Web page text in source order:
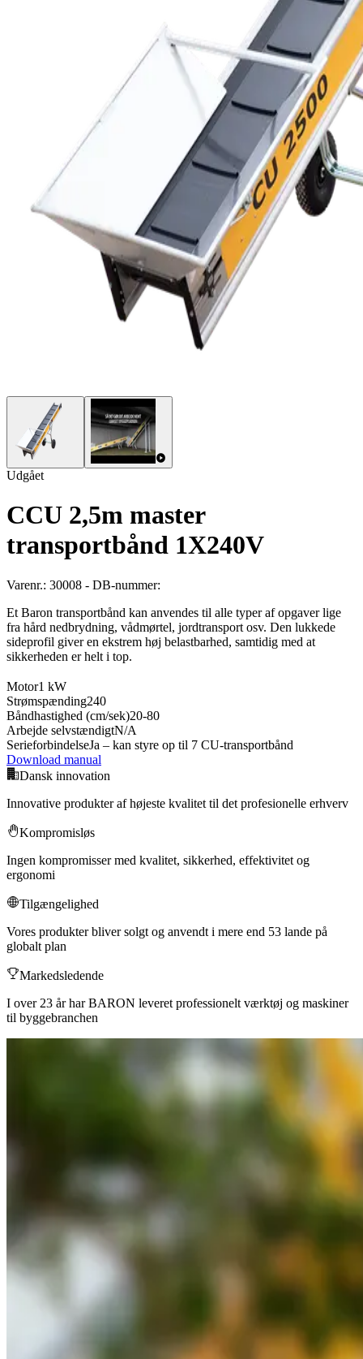
Udgået
CCU 2,5m master
transportbånd 1X240V
Varenr.: 30008 - DB-nummer:
Et Baron transportbånd kan anvendes til alle typer af opgaver lige
fra hård nedbrydning, vådmørtel, jordtransport osv. Den lukkede
sideprofil giver en ekstrem høj belastbarhed, samtidig med at
sikkerheden er helt i top.
Motor1 kW
Strømspænding240
Båndhastighed (cm/sek)20-80
Arbejde selvstændigtN/A
SerieforbindelseJa – kan styre op til 7 CU-transportbånd
Download manual
Dansk innovation
Innovative produkter af højeste kvalitet til det profesionelle erhverv
Kompromisløs
Ingen kompromisser med kvalitet, sikkerhed, effektivitet og
ergonomi
Tilgængelighed
Vores produkter bliver solgt og anvendt i mere end 53 lande på
globalt plan
Markedsledende
I over 23 år har BARON leveret professionelt værktøj og maskiner
til byggebranchen